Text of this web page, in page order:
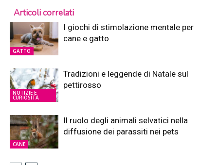
Articoli correlati
GATTO
I giochi di stimolazione mentale per
cane e gatto
NOTIZIE E
CURIOSITÀ
Tradizioni e leggende di Natale sul
pettirosso
CANE
Il ruolo degli animali selvatici nella
diffusione dei parassiti nei pets